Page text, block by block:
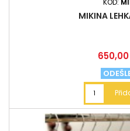
KÓD:
MIKINA
Cena